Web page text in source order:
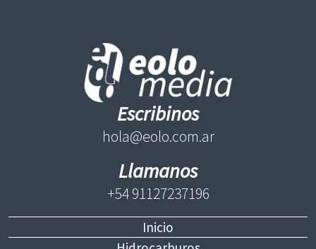
Escribinos
hola@eolo.com.ar
Llamanos
+54 91127237196
Inicio